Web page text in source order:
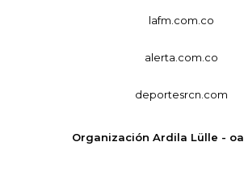
lafm.com.co
alerta.com.co
deportesrcn.com
Organización Ardila Lülle -